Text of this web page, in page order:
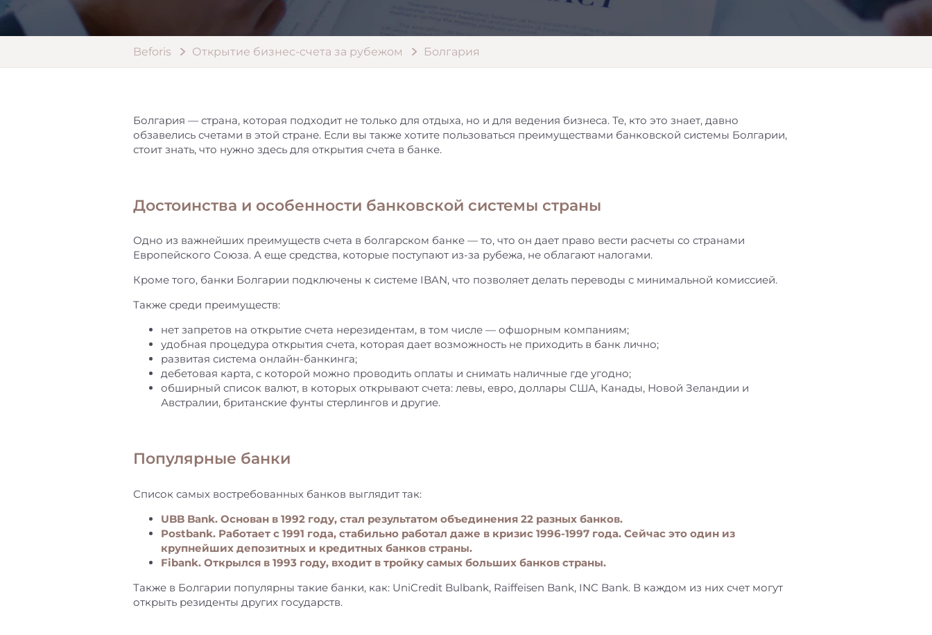
Beforis Открытие бизнес-счета за рубежом Болгария
Болгария — страна, которая подходит не только для отдыха, но и для ведения бизнеса. Те, кто это знает, давно
обзавелись счетами в этой стране. Если вы также хотите пользоваться преимуществами банковской системы Болгарии,
стоит знать, что нужно здесь для открытия счета в банке.
Достоинства и особенности банковской системы страны
Одно из важнейших преимуществ счета в болгарском банке — то, что он дает право вести расчеты со странами
Европейского Союза. А еще средства, которые поступают из-за рубежа, не облагают налогами.
Кроме того, банки Болгарии подключены к системе IBAN, что позволяет делать переводы с минимальной комиссией.
Также среди преимуществ:
нет запретов на открытие счета нерезидентам, в том числе — офшорным компаниям;
удобная процедура открытия счета, которая дает возможность не приходить в банк лично;
развитая система онлайн-банкинга;
дебетовая карта, с которой можно проводить оплаты и снимать наличные где угодно;
обширный список валют, в которых открывают счета: левы, евро, доллары США, Канады, Новой Зеландии и
Австралии, британские фунты стерлингов и другие.
Популярные банки
Список самых востребованных банков выглядит так:
UBB Bank. Основан в 1992 году, стал результатом объединения 22 разных банков.
Postbank. Работает с 1991 года, стабильно работал даже в кризис 1996-1997 года. Сейчас это один из
крупнейших депозитных и кредитных банков страны.
Fibank. Открылся в 1993 году, входит в тройку самых больших банков страны.
Также в Болгарии популярны такие банки, как: UniCredit Bulbank, Raiffeisen Bank, INC Bank. В каждом из них счет могут
открыть резиденты других государств.